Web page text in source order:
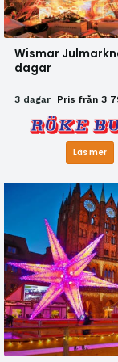
Wismar
dagar
3 dagar Pris från 3
Läs mer